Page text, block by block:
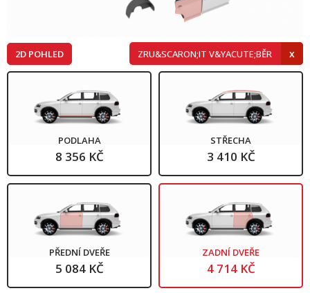
ZRU&SCARON;IT V&YACUTE;BĚR
2D POHLED
PODLAHA
8 356 KČ
STŘECHA
3 410 KČ
PŘEDNÍ DVEŘE
5 084 KČ
ZADNÍ DVEŘE
4 714 KČ